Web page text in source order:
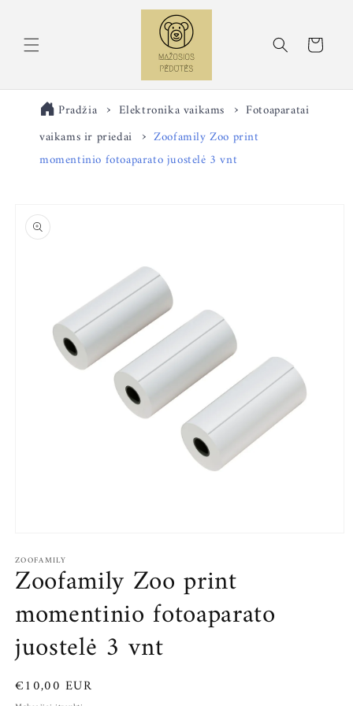
Krepšelis
Pradžia Elektronika vaikams
Fotoaparatai
vaikams ir priedai
Zoofamily Zoo print
momentinio fotoaparato juostelė 3 vnt
informacijos
apie gaminį
1
modaliniame
lange
ZOOFAMILY
Zoofamily Zoo print
momentinio fotoaparato
juostelė 3 vnt
Įprasta
€10,00 EUR